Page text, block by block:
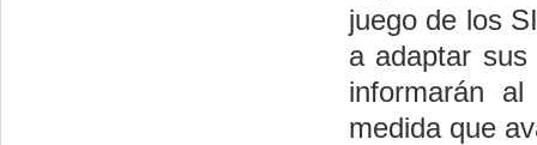
juego de los
a adaptar
informarán al
medida que